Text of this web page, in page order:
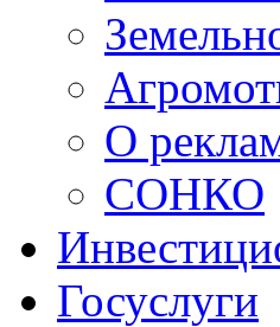
О
СОНКО
Госуслуги